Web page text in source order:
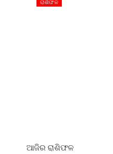
ରାଶିଫଳ
ଆଜିର ରାଶିଫଳ